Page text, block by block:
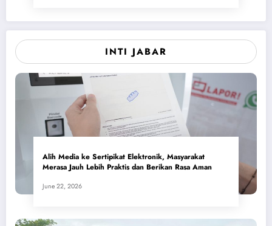
INTI JABAR
Alih Media ke Sertipikat Elektronik, Masyarakat
Merasa Jauh Lebih Praktis dan Berikan Rasa Aman
June 22, 2026